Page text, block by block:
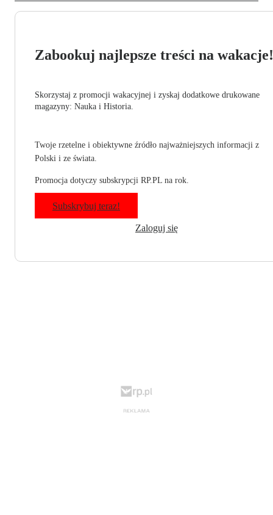
Zabookuj najlepsze treści na wakacje!
Skorzystaj z promocji wakacyjnej i zyskaj dodatkowe drukowane
magazyny: Nauka i Historia.
Twoje rzetelne i obiektywne źródło najważniejszych informacji z
Polski i ze świata.
Promocja dotyczy subskrypcji RP.PL na rok.
Subskrybuj teraz!
Zaloguj się